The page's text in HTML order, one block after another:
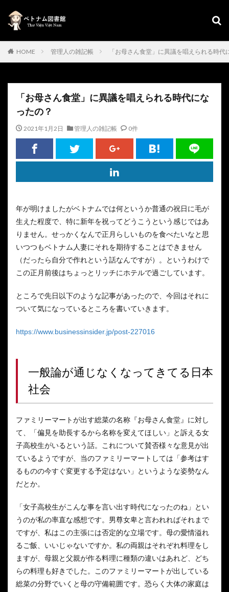
HOME 管理人の雑記帳 「お母さん食堂」に異議を唱えられる時代
「お母さん食堂」に異議を唱えられる時代にな
ったの？
2021年1月2日 管理人の雑記帳 0件
年が明けましたがベトナムでは何というか普通の祝日に毛が
生えた程度で、特に新年を祝ってどうこうという感じではあ
りません。せっかくなんで正月らしいものを食べたいなと思
いつつもベトナム人妻にそれを期待することはできません
（だったら自分で作れという話なんですが）。というわけで
この正月前後はちょっとリッチにホテルで過ごしています。
ところで先日以下のような記事があったので、今回はそれに
ついて気になっているところを書いていきます。
https://www.businessinsider.jp/post-227016
一般論が通じなくなってきてる日本
社会
ファミリーマートが出す総菜の名称『お母さん食堂』に対し
て、「偏見を助長するから名称を変えてほしい」と訴える女
子高校生がいるという話。これについて賛否様々な意見が出
ているようですが、当のファミリーマートしては「参考はす
るものの今すぐ変更する予定はない」というような姿勢なん
だとか。
「女子高校生がこんな事を言い出す時代になったのね」とい
うのが私の率直な感想です。男尊女卑と言われればそれまで
ですが、私はこの主張には否定的な立場です。母の愛情溢れ
るご飯、いいじゃないですか。私の両親はそれぞれ料理をし
ますが、母親と父親が作る料理に種類の違いはあれど、どち
らの料理も好きでした。このファミリーマートが出している
総菜の分野でいくと母の守備範囲です。恐らく大体の家庭は